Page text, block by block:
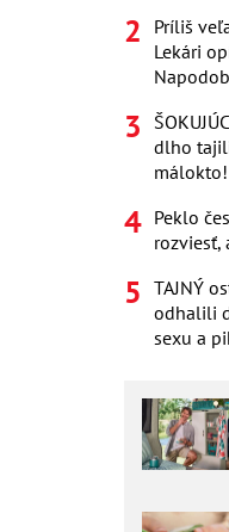
Príliš
Lekári
dlho
málokto!
Peklo
rozviesť,
TAJNÝ
odhalili
sexu a